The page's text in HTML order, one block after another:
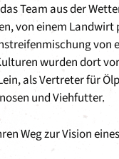
Team aus der
von einem
wurden dort
als Vertreter für
und Viehfutter.
Weg zur Vision